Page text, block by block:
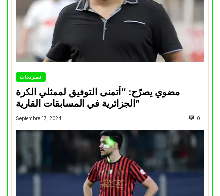
تصريحات
مضوي يصرّح: “أتمنى التوفيق لممثلي الكرة
الجزائرية في المسابقات القارية”
Septembre 17, 2024 0